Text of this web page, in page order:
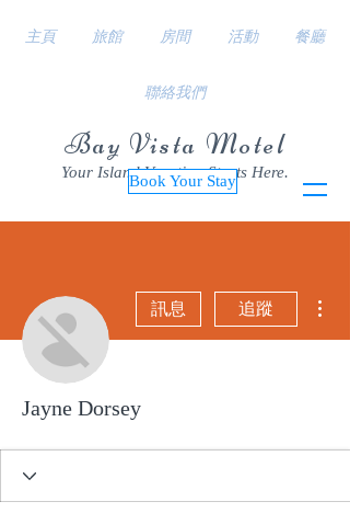
Bay Vista Motel
Your Island Vacation Starts Here.
Book Your Stay
主頁 旅館 房間 活動 餐廳
聯絡我們
訊息 追蹤
Jayne Dorsey